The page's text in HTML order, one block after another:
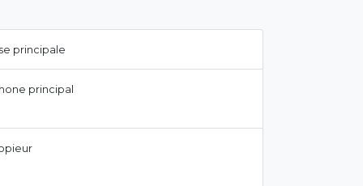
principale
principal